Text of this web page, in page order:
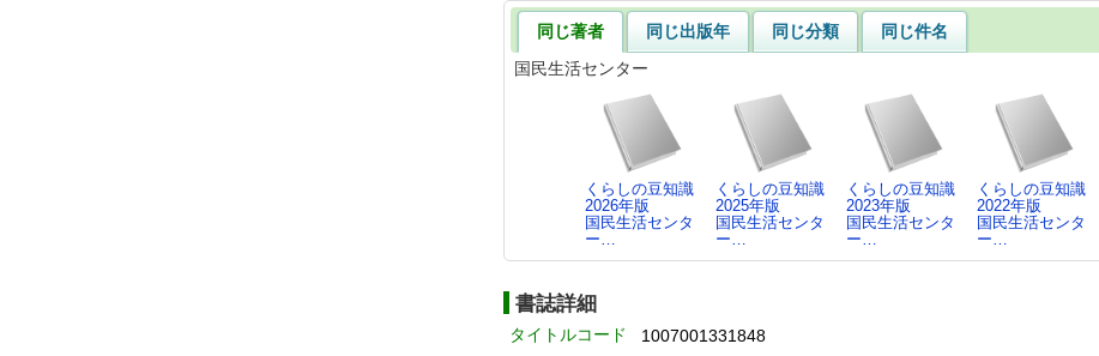
同じ著者 同じ出版年 同じ分類
同じ件名
国民生活センター
くらしの豆知識
2026年版
国民生活センタ
ー…
くらしの豆知識
2025年版
国民生活センタ
ー…
くらしの豆知識
2023年版
国民生活センタ
ー…
くらしの豆知識
2022年版
国民生活センタ
ー…
書誌詳細
タイトルコード 1007001331848